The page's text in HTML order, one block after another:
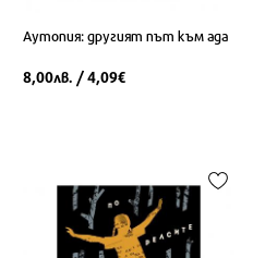
Аутопия: другият път към ада
8,00лв. / 4,09€